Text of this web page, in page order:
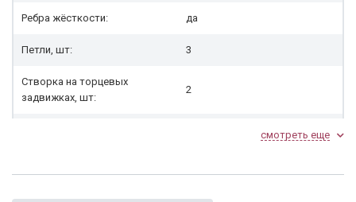
Ребра жёсткости: да
Петли, шт: 3
Створка на торцевых
задвижках, шт:
2
левая или правая
Блокираторы петель: да
смотреть еще